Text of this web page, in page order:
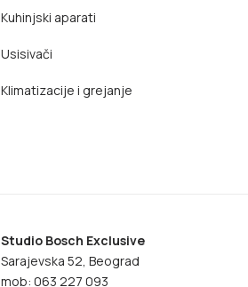
Kuhinjski aparati
Usisivači
Klimatizacije i grejanje
Studio Bosch Exclusive
Sarajevska 52, Beograd
mob: 063 227 093